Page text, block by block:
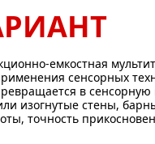
емкостная
сенсорных
в
изогнутые стены,
точность